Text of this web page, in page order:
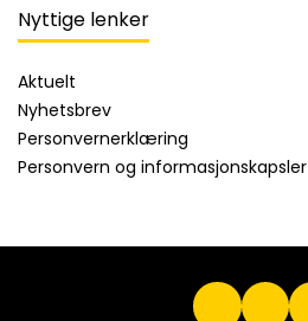
Nyttige lenker
Aktuelt
Nyhetsbrev
Personvernerklæring
Personvern og informasjonskapsler